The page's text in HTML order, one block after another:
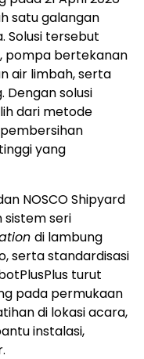
yang
NOSCO Shipyard
sistem seri
di lambung
serta standardisasi
turut
di lokasi acara,
instalasi,
strategi
peningkatan
dan
robot
upaya